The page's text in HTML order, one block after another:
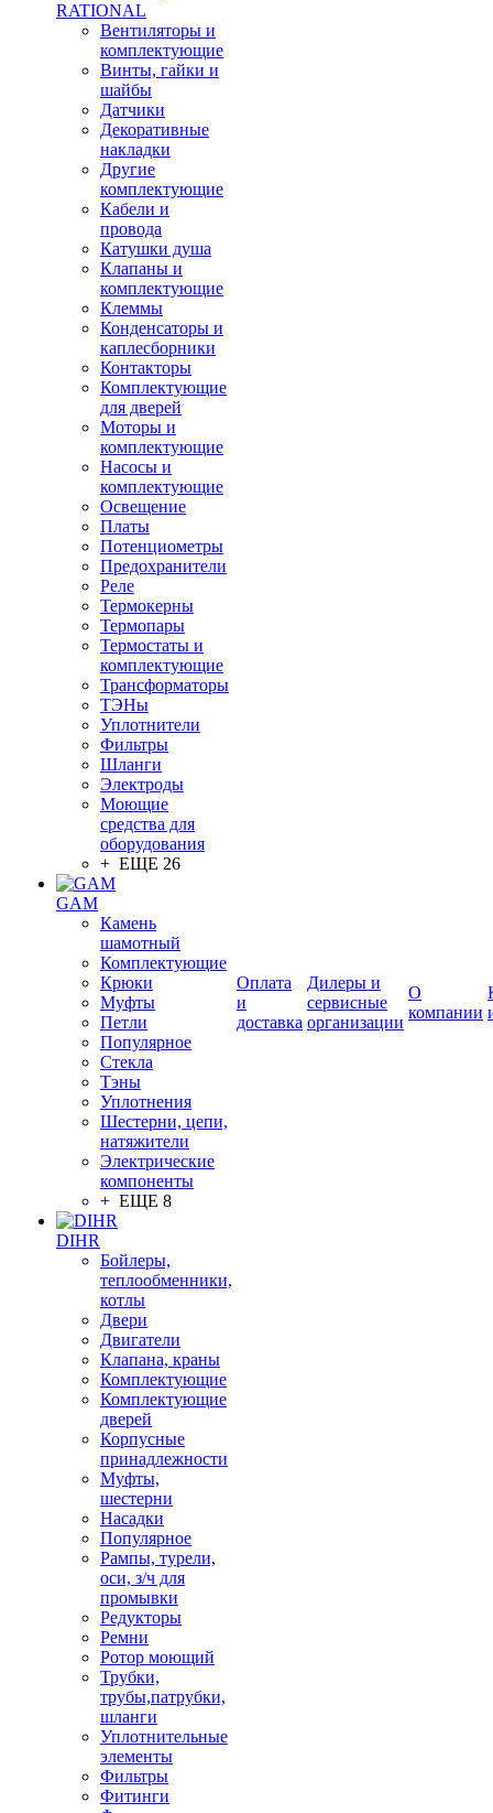
RATIONAL
Вентиляторы и
комплектующие
Винты, гайки и
шайбы
Датчики
Декоративные
накладки
Другие
комплектующие
Кабели и
провода
Катушки душа
Клапаны и
комплектующие
Клеммы
Конденсаторы и
каплесборники
Контакторы
Комплектующие
для дверей
Моторы и
комплектующие
Насосы и
комплектующие
Освещение
Платы
Потенциометры
Предохранители
Реле
Термокерны
Термопары
Термостаты и
комплектующие
Трансформаторы
ТЭНы
Уплотнители
Фильтры
Шланги
Электроды
Моющие
средства для
оборудования
+ ЕЩЕ 26
GAM
Камень
шамотный
Комплектующие
Крюки
Муфты
Петли
Популярное
Стекла
Тэны
Уплотнения
Шестерни, цепи,
натяжители
Электрические
компоненты
+ ЕЩЕ 8
DIHR
Бойлеры,
теплообменники,
котлы
Двери
Двигатели
Клапана, краны
Комплектующие
Комплектующие
дверей
Корпусные
принадлежности
Муфты,
шестерни
Насадки
Популярное
Рампы, турели,
оси, з/ч для
промывки
Редукторы
Ремни
Ротор моющий
Трубки,
трубы,патрубки,
шланги
Уплотнительные
элементы
Фильтры
Фитинги
Оплата
и
доставка
Дилеры и
сервисные
организации
О
компании